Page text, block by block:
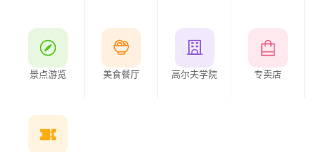
景点游览 美食餐厅 高尔夫学院 专卖店